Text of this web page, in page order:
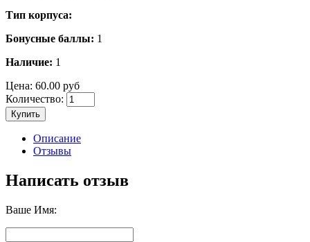
Тип корпуса:
Бонусные баллы: 1
Наличие: 1
Цена: 60.00 руб
Количество:
Купить
Описание
Отзывы
Написать отзыв
Ваше Имя: